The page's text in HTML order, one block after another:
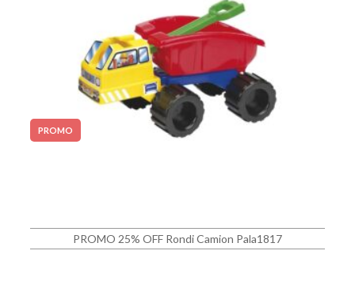
PROMO
PROMO 25% OFF Rondi Camion Pala1817